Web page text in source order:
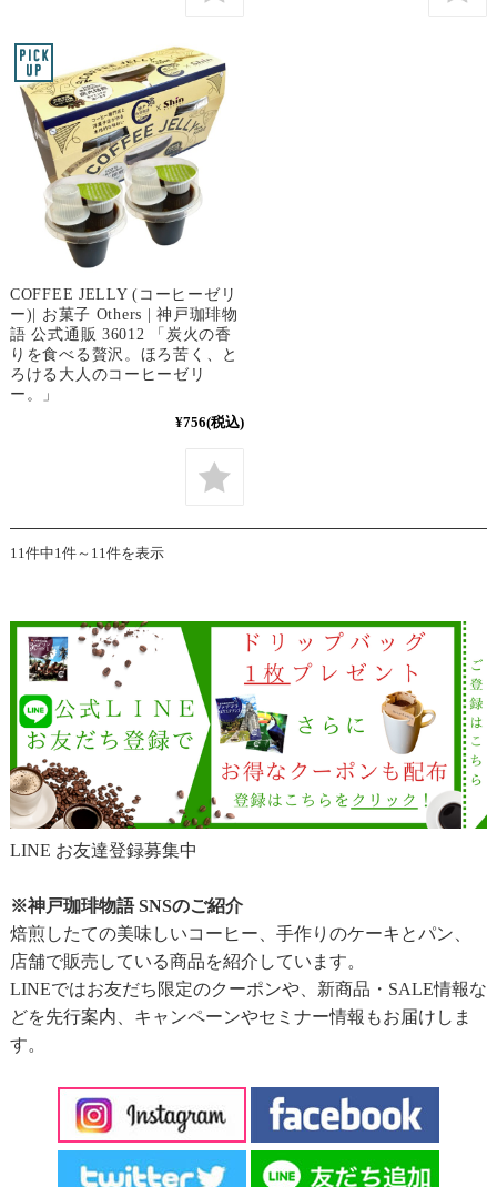
COFFEE JELLY (コーヒーゼリ
ー)| お菓子 Others | 神戸珈琲物
語 公式通販 36012 「炭火の香
りを食べる贅沢。ほろ苦く、と
ろける大人のコーヒーゼリ
ー。」
¥756(税込)
11件中1件～11件を表示
LINE お友達登録募集中
※神戸珈琲物語 SNSのご紹介
焙煎したての美味しいコーヒー、手作りのケーキとパン、
店舗で販売している商品を紹介しています。
LINEではお友だち限定のクーポンや、新商品・SALE情報な
どを先行案内、キャンペーンやセミナー情報もお届けしま
す。